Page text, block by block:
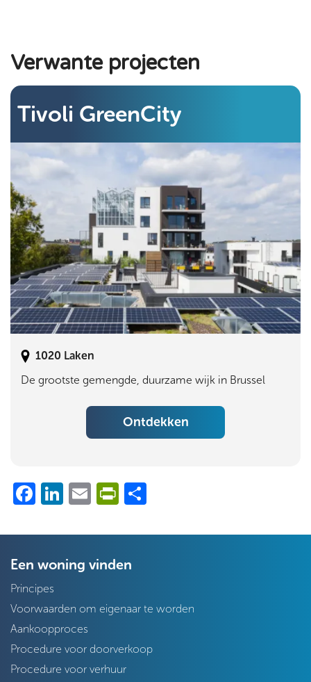
Verwante projecten
Tivoli GreenCity
1020 Laken
De grootste gemengde, duurzame wijk in Brussel
Ontdekken
Facebook
LinkedIn
EmailPrintFriendly
Een woning vinden
Principes
Voorwaarden om eigenaar te worden
Aankoopproces
Procedure voor doorverkoop
Procedure voor verhuur